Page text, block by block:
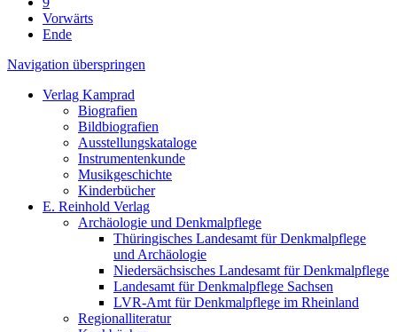
Vorwärts
Ende
Navigation überspringen
Verlag Kamprad
Biografien
Bildbiografien
Ausstellungskataloge
Instrumentenkunde
Musikgeschichte
Kinderbücher
E. Reinhold Verlag
Archäologie und Denkmalpflege
Thüringisches Landesamt für Denkmalpflege
und Archäologie
Niedersächsisches Landesamt für Denkmalpflege
Landesamt für Denkmalpflege Sachsen
LVR-Amt für Denkmalpflege im Rheinland
Regionalliteratur